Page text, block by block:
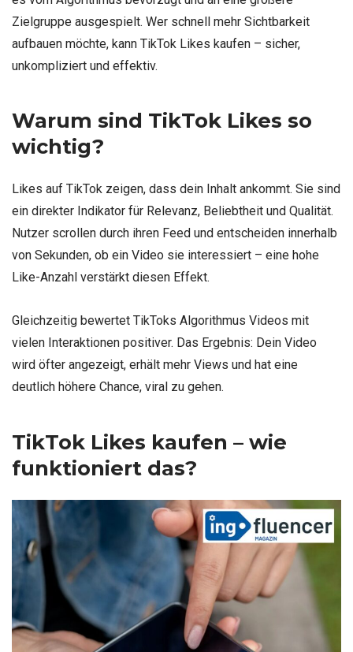
Zielgruppe ausgespielt. Wer schnell mehr Sichtbarkeit
aufbauen möchte, kann TikTok Likes kaufen – sicher,
unkompliziert und effektiv.
Warum sind TikTok Likes so
wichtig?
Likes auf TikTok zeigen, dass dein Inhalt ankommt. Sie sind
ein direkter Indikator für Relevanz, Beliebtheit und Qualität.
Nutzer scrollen durch ihren Feed und entscheiden innerhalb
von Sekunden, ob ein Video sie interessiert – eine hohe
Like-Anzahl verstärkt diesen Effekt.
Gleichzeitig bewertet TikToks Algorithmus Videos mit
vielen Interaktionen positiver. Das Ergebnis: Dein Video
wird öfter angezeigt, erhält mehr Views und hat eine
deutlich höhere Chance, viral zu gehen.
TikTok Likes kaufen – wie
funktioniert das?